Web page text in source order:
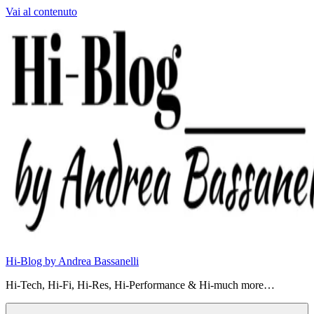
Vai al contenuto
Hi-Blog by Andrea Bassanelli
Hi-Tech, Hi-Fi, Hi-Res, Hi-Performance & Hi-much more…